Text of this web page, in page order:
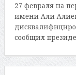
27 февраля на
имени Али
сообщил